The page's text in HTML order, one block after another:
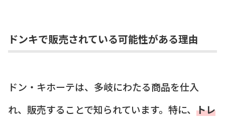
ドンキで販売されている可能性がある理由
ドン・キホーテは、多岐にわたる商品を仕入
れ、販売することで知られています。特に、 トレ